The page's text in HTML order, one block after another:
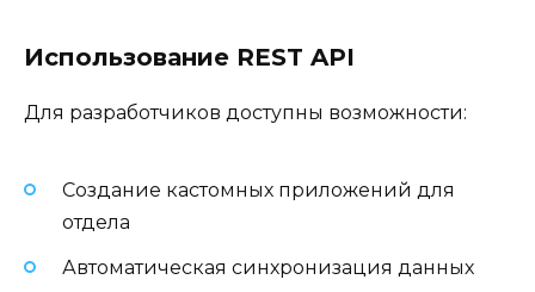
Использование REST API
Для разработчиков доступны возможности:
Создание кастомных приложений для
отдела
Автоматическая синхронизация данных